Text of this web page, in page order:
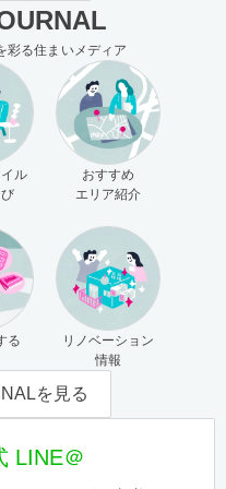
彩る住まいメディア
ル
おすすめ
エリア紹介
る
リノベーション
情報
を見る
LINE＠